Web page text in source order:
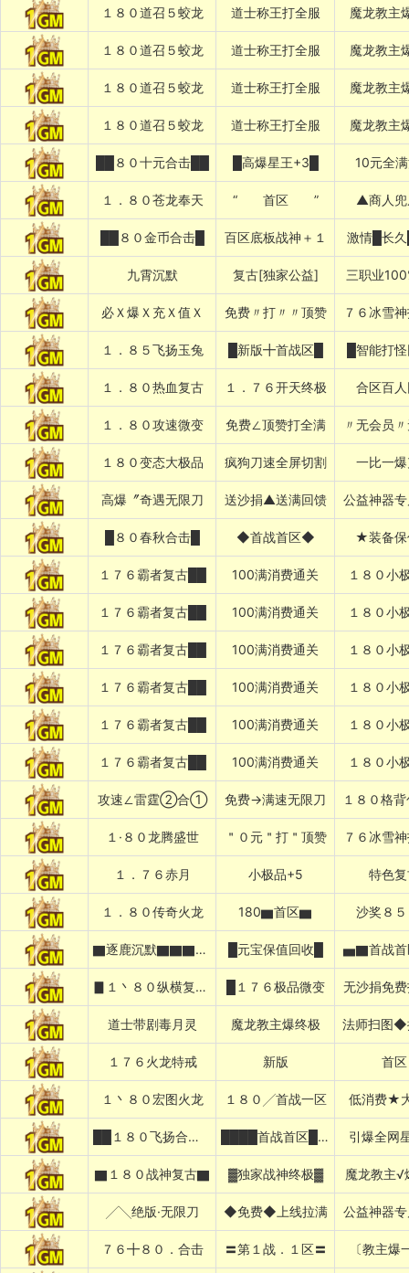
１８０道召５蛟龙 道士称王打全服 魔龙教主
１８０道召５蛟龙 道士称王打全服 魔龙教主
１８０道召５蛟龙 道士称王打全服 魔龙教主
１８０道召５蛟龙 道士称王打全服 魔龙教主
██８０十元合击██ █高爆星王+3█ 10元全
１．８０苍龙奉天 “ 首区 ” ▲商人
██８０金币合击█ 百区底板战神＋１ 激情█长
九霄沉默 复古[独家公益] 三职业
必Ｘ爆Ｘ充Ｘ值Ｘ 免费〃打〃〃顶赞 ７６冰雪
１．８５飞扬玉兔 █新版╋首战区█ █智能打
１．８０热血复古 １．７６开天终极 合区百
１．８０攻速微变 免费∠顶赞打全满 〃无会员
１８０变态大极品 疯狗刀速全屏切割 一比一
高爆〞奇遇无限刀 送沙捐▲送满回馈 公益神器
█８０春秋合击█ ◆首战首区◆ ★装备
１７６霸者复古██ 100满消费通关 １８０小
１７６霸者复古██ 100满消费通关 １８０小
１７６霸者复古██ 100满消费通关 １８０小
１７６霸者复古██ 100满消费通关 １８０小
１７６霸者复古██ 100满消费通关 １８０小
１７６霸者复古██ 100满消费通关 １８０小
攻速∠雷霆②合① 免费→满速无限刀 １８０格
１·８０龙腾盛世 ＂０元＂打＂顶赞 ７６冰雪
１．７６赤月 小极品+5 特色
１．８０传奇火龙 180▆首区▆ 沙奖８
▇逐鹿沉默▇▇▇▇▇▇▇▇▇▇ █元宝保值回收█ ▅▇首战
▊１丶８０纵横复古▊ █１７６极品微变 无沙捐免
道士带剧毒月灵 魔龙教主爆终极 法师扫图◆
１７６火龙特戒 新版 首区
１丶８０宏图火龙 １８０╱首战一区 低消费★
██１８０飞扬合击██ ████首战首区████ 引爆全网
▇１８０战神复古▇ ▓独家战神终极▓ 魔龙教主√
╱╲绝版·无限刀 ◆免费◆上线拉满 公益神器
７６╋８０．合击 〓第１战．１区〓 〔教主爆